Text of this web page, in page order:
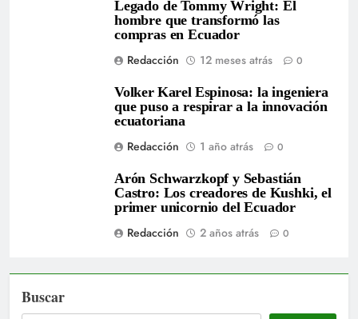
Legado de Tommy Wright: El
hombre que transformó las
compras en Ecuador
Redacción
12 meses atrás 0
Volker Karel Espinosa: la ingeniera
que puso a respirar a la innovación
ecuatoriana
Redacción
1 año atrás 0
Arón Schwarzkopf y Sebastián
Castro: Los creadores de Kushki, el
primer unicornio del Ecuador
Redacción
2 años atrás 0
Buscar